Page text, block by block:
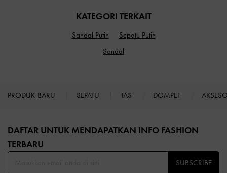
KATEGORI TERKAIT
Sandal Putih
Sepatu Putih
Sandal
PRODUK BARU SEPATU TAS DOMPET
DAFTAR UNTUK MENDAPATKAN INFO FASHION
TERBARU​
SUBSCRIBE